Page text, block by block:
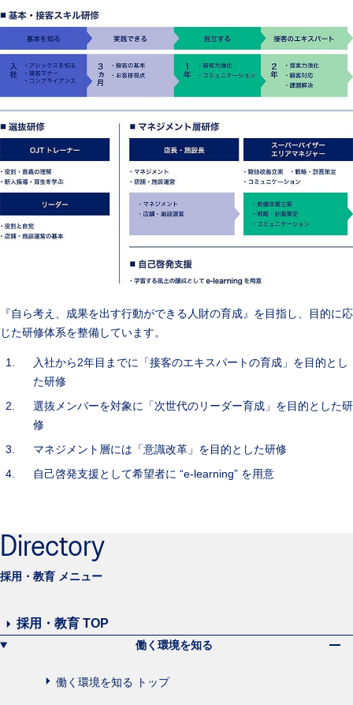
『自ら考え、成果を出す行動ができる人財の育成』を目指し、目的に応
じた研修体系を整備しています。
入社から2年目までに「接客のエキスパートの育成」を目的とし
た研修
選抜メンバーを対象に「次世代のリーダー育成」を目的とした研
修
マネジメント層には「意識改革」を目的とした研修
自己啓発支援として希望者に “e-learning” を用意
Directory
採用・教育 メニュー
採用・教育 TOP
働く環境を知る
働く環境を知る トップ